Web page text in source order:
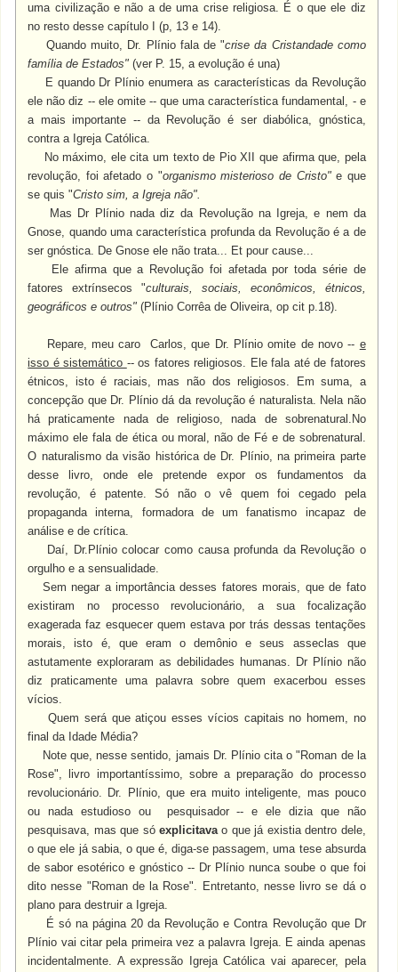
uma civilização e não a de uma crise religiosa. É o que ele diz
no resto desse capítulo I (p, 13 e 14).
Quando muito, Dr. Plínio fala de "crise da Cristandade como
família de Estados"(ver P. 15, a evolução é una)
E quando Dr Plínio enumera as características da Revolução
ele não diz -- ele omite -- que uma característica fundamental, - e
a mais importante -- da Revolução é ser diabólica, gnóstica,
contra a Igreja Católica.
No máximo, ele cita um texto de Pio XII que afirma que, pela
revolução, foi afetado o "organismo misterioso de Cristo"e que
se quis "Cristo sim, a Igreja não".
Mas Dr Plínio nada diz da Revolução na Igreja, e nem da
Gnose, quando uma característica profunda da Revolução é a de
ser gnóstica. De Gnose ele não trata... Et pour cause...
Ele afirma que a Revolução foi afetada por toda série de
fatores extrínsecos "culturais, sociais, econômicos, étnicos,
geográficos e outros"(Plínio Corrêa de Oliveira, op cit p.18).
Repare, meu caro Carlos, que Dr. Plínio omite de novo -- e
isso é sistemático -- os fatores religiosos. Ele fala até de fatores
étnicos, isto é raciais, mas não dos religiosos. Em suma, a
concepção que Dr. Plínio dá da revolução é naturalista. Nela não
há praticamente nada de religioso, nada de sobrenatural.No
máximo ele fala de ética ou moral, não de Fé e de sobrenatural.
O naturalismo da visão histórica de Dr. Plínio, na primeira parte
desse livro, onde ele pretende expor os fundamentos da
revolução, é patente. Só não o vê quem foi cegado pela
propaganda interna, formadora de um fanatismo incapaz de
análise e de crítica.
Daí, Dr.Plínio colocar como causa profunda da Revolução o
orgulho e a sensualidade.
Sem negar a importância desses fatores morais, que de fato
existiram no processo revolucionário, a sua focalização
exagerada faz esquecer quem estava por trás dessas tentações
morais, isto é, que eram o demônio e seus asseclas que
astutamente exploraram as debilidades humanas. Dr Plínio não
diz praticamente uma palavra sobre quem exacerbou esses
vícios.
Quem será que atiçou esses vícios capitais no homem, no
final da Idade Média?
Note que, nesse sentido, jamais Dr. Plínio cita o "Roman de la
Rose", livro importantíssimo, sobre a preparação do processo
revolucionário. Dr. Plínio, que era muito inteligente, mas pouco
ou nada estudioso ou pesquisador -- e ele dizia que não
pesquisava, mas que sóexplicitavao que já existia dentro dele,
o que ele já sabia, o que é, diga-se passagem, uma tese absurda
de sabor esotérico e gnóstico -- Dr Plínio nunca soube o que foi
dito nesse "Roman de la Rose". Entretanto, nesse livro se dá o
plano para destruir a Igreja.
É só na página 20 da Revolução e Contra Revolução que Dr
Plínio vai citar pela primeira vez a palavra Igreja. E ainda apenas
incidentalmente. A expressão Igreja Católica vai aparecer, pela